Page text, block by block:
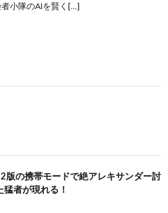
小隊のAIを賢く[…]
版の携帯モードで絶アレキサンダー討
者が現れる！